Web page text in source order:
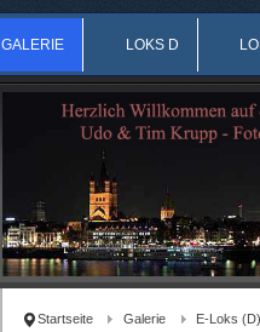
GALERIE LOKS D
Startseite Galerie E-Loks (D)